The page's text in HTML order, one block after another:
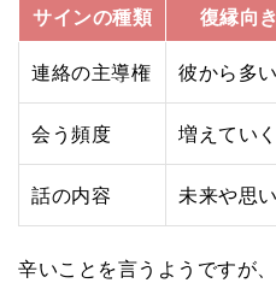
サインの種類 復縁向き
連絡の主導権
彼から多い
会う頻度 増えていく
話の内容 未来や思
辛いことを言うようですが